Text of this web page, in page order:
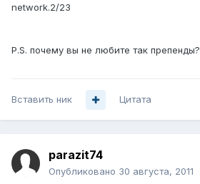
network.2/23
P.S. почему вы не любите так препенды?
Вставить ник Цитата
parazit74
Опубликовано 30 августа, 2011